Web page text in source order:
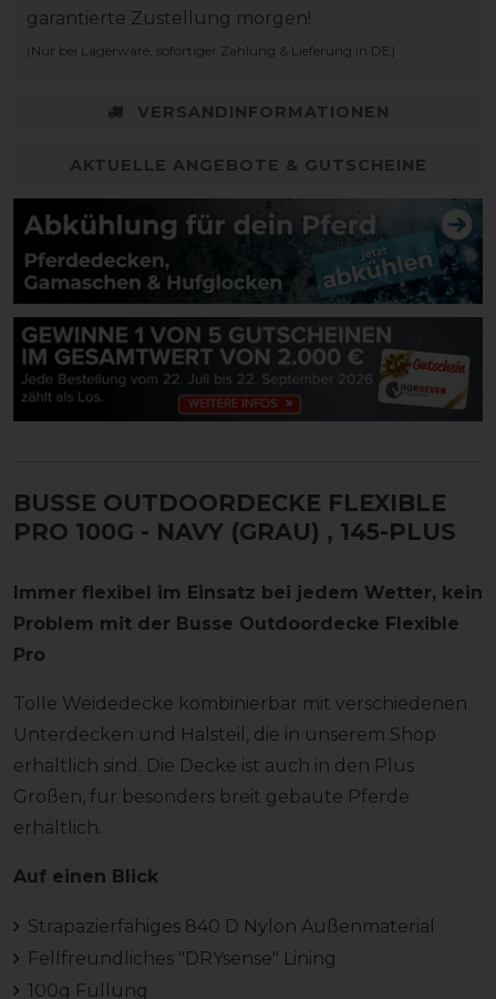
garantierte Zustellung morgen!
(Nur bei Lagerware, sofortiger Zahlung & Lieferung in DE)
VERSANDINFORMATIONEN
AKTUELLE ANGEBOTE & GUTSCHEINE
BUSSE OUTDOORDECKE FLEXIBLE
PRO 100G - NAVY (GRAU) , 145-PLUS
Immer flexibel im Einsatz bei jedem Wetter, kein
Problem mit der Busse Outdoordecke Flexible
Pro
Tolle Weidedecke kombinierbar mit verschiedenen
Unterdecken und Halsteil, die in unserem Shop
erhältlich sind. Die Decke ist auch in den Plus
Größen, für besonders breit gebaute Pferde
erhältlich.
Auf einen Blick
Strapazierfähiges 840 D Nylon Außenmaterial
Fellfreundliches "DRYsense" Lining
100g Füllung